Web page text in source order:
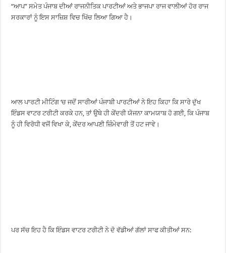
“ਆਪ” ਸਮੇਤ ਪੰਜਾਬ ਦੀਆਂ ਰਾਜਨੀਤਿਕ ਪਾਰਟੀਆਂ ਅਤੇ ਭਾਜਪਾ ਰਾਜ ਵਾਲੀਆਂ ਹੋਰ ਰਾਜ
ਸਰਕਾਰਾਂ ਨੂੰ ਇਸ ਸਾਜ਼ਿਸ਼ ਵਿਚ ਖਿੱਚ ਲਿਆ ਗਿਆ ਹੈ।
ਆਲ ਪਾਰਟੀ ਮੀਟਿੰਗ ‘ਚ ਜਦੋਂ ਸਾਰੀਆਂ ਪੰਜਾਬੀ ਪਾਰਟੀਆਂ ਨੇ ਇਹ ਕਿਹਾ ਕਿ ਸਾਰੇ ਦੁੱਖ
ਇੰਡਸ ਵਾਟਰ ਟਰੀਟੀ ਕਰਕੇ ਹਨ, ਤਾਂ ਉਥੇ ਹੀ ਕੇਂਦਰੀ ਯੋਜਨਾ ਕਾਮਯਾਬ ਹੋ ਗਈ, ਕਿ ਪੰਜਾਬ
ਨੂੰ ਹੀ ਵਿਰੋਧੀ ਵਜੋਂ ਵਿਖਾ ਕੇ, ਕੇਂਦਰ ਆਪਣੀ ਜ਼ਿੰਮੇਵਾਰੀ ਤੋਂ ਹਟ ਜਾਵੇ।
ਪਰ ਸੱਚ ਇਹ ਹੈ ਕਿ ਇੰਡਸ ਵਾਟਰ ਟਰੀਟੀ ਨੇ ਦੋ ਵੱਡੀਆਂ ਗੱਲਾਂ ਸਾਫ ਕੀਤੀਆਂ ਸਨ: